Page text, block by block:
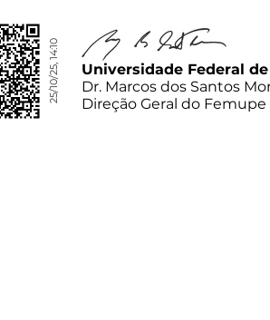
25/10/25, 14:10
Universidade Federal
Dr. Marcos dos Santos
Direção Geral do Femupe